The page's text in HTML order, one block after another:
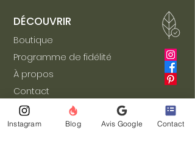
DÉCOUVRIR
Boutique​
Programme de fidélité
À propos
Contact
Blog
Instagram Blog Avis Google Contact